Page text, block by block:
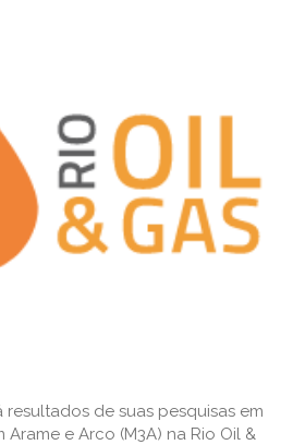
resultados de suas pesquisas em
e Arco (M3A) na Rio Oil &